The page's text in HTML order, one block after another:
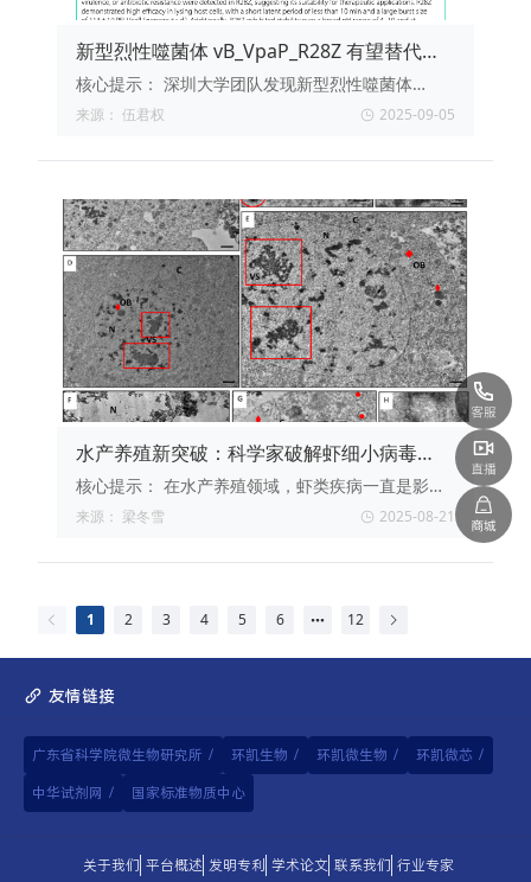
新型烈性噬菌体 vB_VpaP_R28Z 有望替代抗
生素，精准防控副溶血弧菌感染
核心提示： 深圳大学团队发现新型烈性噬菌体
R28Z，可在 10 分钟内高效裂解副溶血性弧菌，无
抗”病害防控提供即用型候选。
来源： 伍君权 2025-09-05
水产养殖新突破：科学家破解虾细小病毒
PstDV1的复制奥秘
核心提示： 在水产养殖领域，虾类疾病一直是影响
产业发展的关键因素之一。近期，一项发表在
们揭开了虾细小病毒Penaeus stylirostris
中的复制机制，为防控虾类疾病提供了重要的科学
依据。
来源： 梁冬雪 2025-08-21
1 2 3 4 5 6 12
友情链接
广东省科学院微生物研究所 / 环凯生物 / 环凯微生物 / 环凯微芯 /
中华试剂网 / 国家标准物质中心
关于我们 平台概述 发明专利 学术论文 联系我们 行业专家